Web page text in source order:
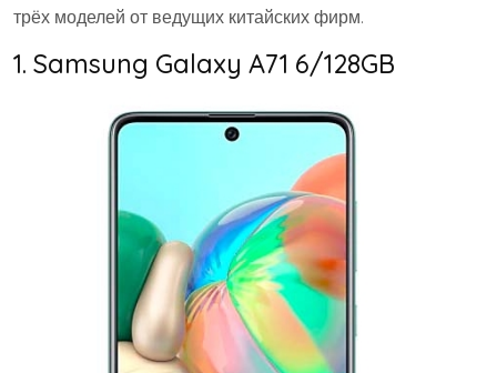
трёх моделей от ведущих китайских фирм.
1. Samsung Galaxy A71 6/128GB